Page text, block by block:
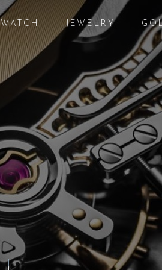
WATCH
腕時計
JEWELRY
ジュエリー 貴